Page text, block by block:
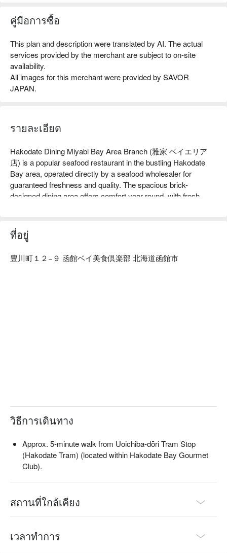
คู่มือการซื้อ
This plan and description were translated by AI. The actual
services provided by the merchant are subject to on-site
availability.
All images for this merchant were provided by SAVOR
JAPAN.
รายละเอียด
Hakodate Dining Miyabi Bay Area Branch (雅家 ベイエリア
店) is a popular seafood restaurant in the bustling Hakodate
Bay area, operated directly by a seafood wholesaler for
guaranteed freshness and quality. The spacious brick-
designed dining area offers comfort year-round, with fresh
and charm.
【Signature Dishes】
for exceptional sweetness and texture.
relaxing space, it is an ideal stop during a Hakodate trip.
Reserve via FunNow to enjoy a smooth and satisfying meal.
ที่อยู่
豊川町１２−９ 函館ベイ美食倶楽部 北海道函館市
วิธีการเดินทาง
Approx. 5-minute walk from Uoichiba-dōri Tram Stop
(Hakodate Tram) (located within Hakodate Bay Gourmet
Club).
สถานที่ใกล้เคียง
เวลาทำการ